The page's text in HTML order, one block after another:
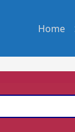
Home